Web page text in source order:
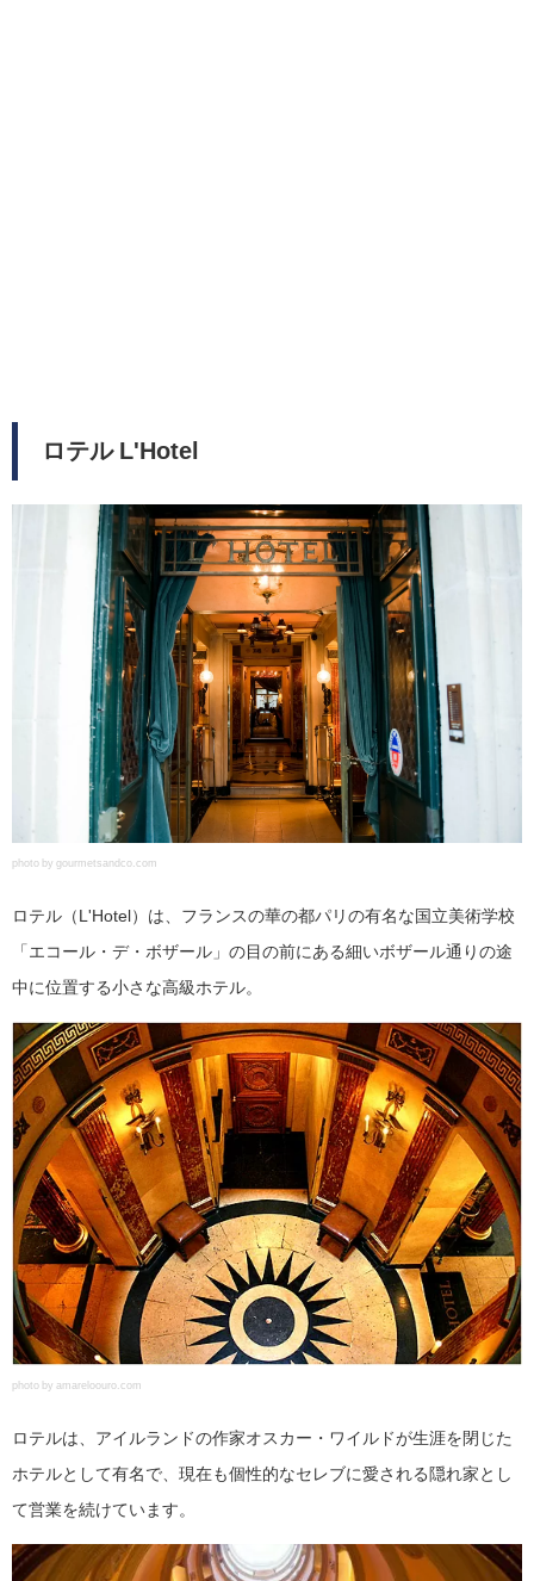
ロテル L'Hotel
photo by gourmetsandco.com
ロテル（L'Hotel）は、フランスの華の都パリの有名な国立美術学校
「エコール・デ・ボザール」の目の前にある細いボザール通りの途
中に位置する小さな高級ホテル。
photo by amareloouro.com
ロテルは、アイルランドの作家オスカー・ワイルドが生涯を閉じた
ホテルとして有名で、現在も個性的なセレブに愛される隠れ家とし
て営業を続けています。